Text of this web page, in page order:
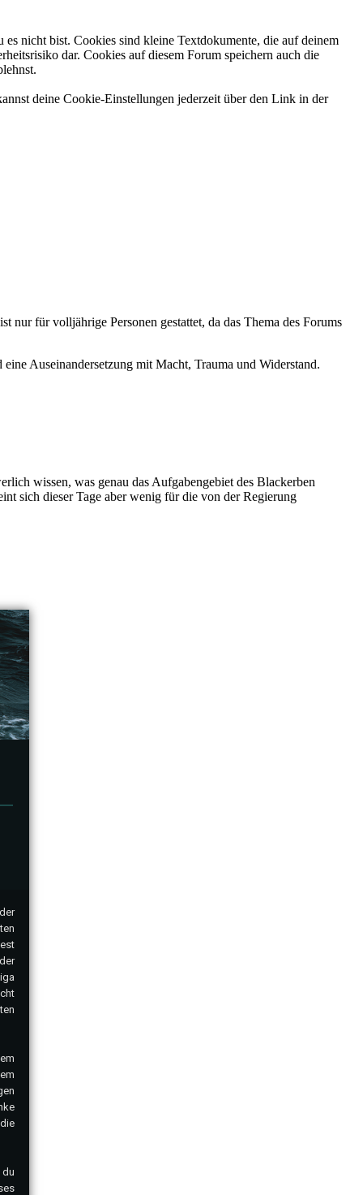
nicht bist. Cookies sind kleine Textdokumente, die auf deinem
dar. Cookies auf diesem Forum speichern auch die
deine Cookie-Einstellungen jederzeit über den Link in der
nur für volljährige Personen gestattet, da das Thema des Forums
Auseinandersetzung mit Macht, Trauma und Widerstand.
wissen, was genau das Aufgabengebiet des Blackerben
sich dieser Tage aber wenig für die von der Regierung